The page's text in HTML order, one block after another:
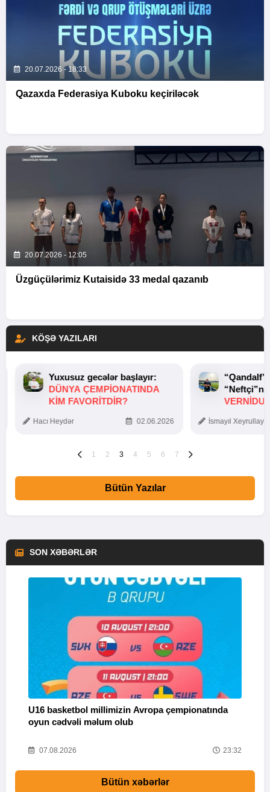
20.07.2026 - 18:33
Qazaxda Federasiya Kuboku keçiriləcək
20.07.2026 - 12:05
Üzgüçülərimiz Kutaisidə 33 medal qazanıb
KÖŞƏ YAZILARI
Yuxusuz gecələr başlayır:
DÜNYA ÇEMPIONATINDA
KIM FAVORITDIR?
Hacı Heydər 02.06.2026 İsmayıl
1 2 3 4 5 6 7
Bütün Yazılar
SON XƏBƏRLƏR
U16 basketbol millimizin Avropa çempionatında
oyun cədvəli məlum olub
07.08.2026 23:32
Bütün xəbərlər